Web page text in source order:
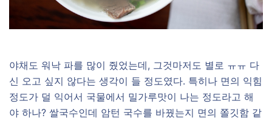
야채도 워낙 파를 많이 줬었는데, 그것마저도 별로 ㅠㅠ 다
신 오고 싶지 않다는 생각이 들 정도였다. 특히나 면의 익힘
정도가 덜 익어서 국물에서 밀가루맛이 나는 정도라고 해
야 하나? 쌀국수인데 암턴 국수를 바꿨는지 면의 쫄깃함 같